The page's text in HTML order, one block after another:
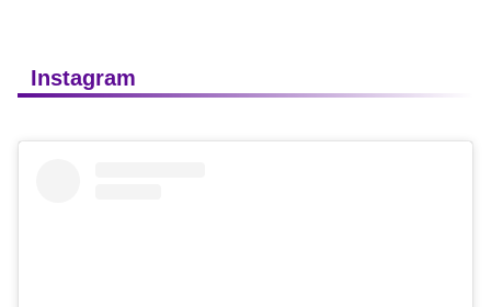
Instagram